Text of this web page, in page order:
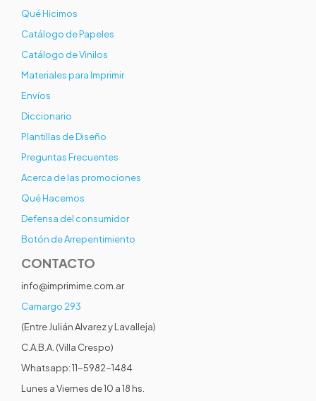
Qué Hicimos
Catálogo de Papeles
Catálogo de Vinilos
Materiales para Imprimir
Envíos
Diccionario
Plantillas de Diseño
Preguntas Frecuentes
Acerca de las promociones
Qué Hacemos
Defensa del consumidor
Botón de Arrepentimiento
CONTACTO
info@imprimime.com.ar
Camargo 293
(Entre Julián Alvarez y Lavalleja)
C.A.B.A. (Villa Crespo)
Whatsapp: 11-5982-1484
Lunes a Viernes de 10 a 18 hs.